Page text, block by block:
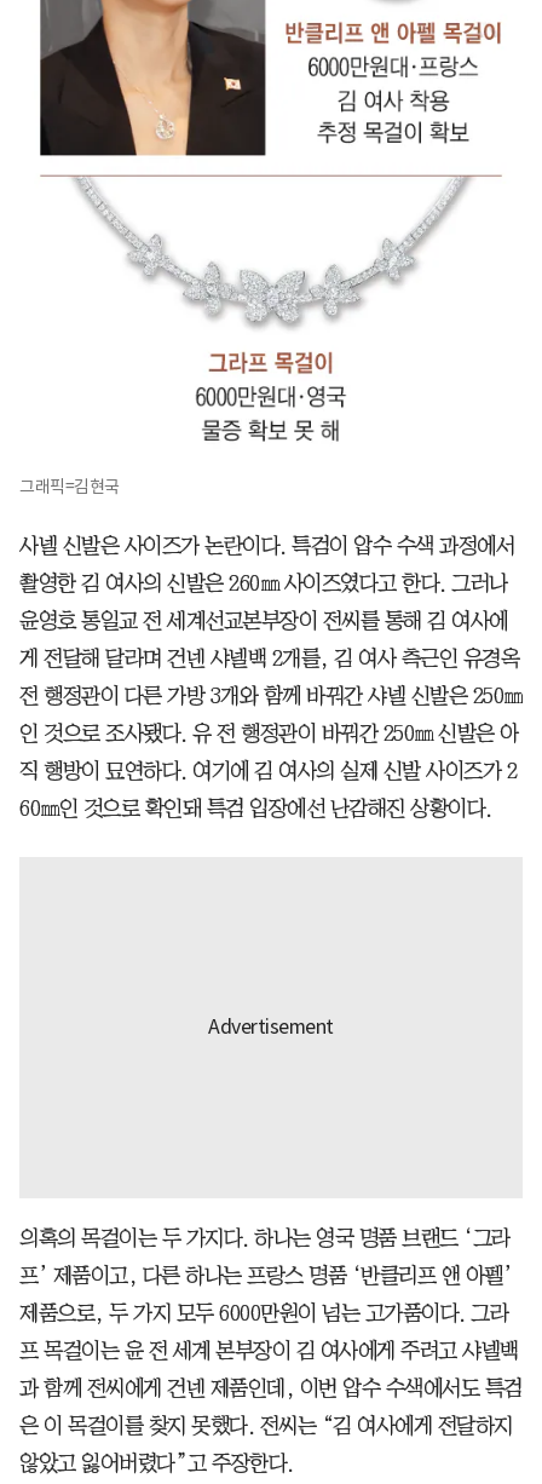
그래픽=김현국
사넬 신발은 사이즈가 논란이다. 특검이 압수 수색 과정에서
촬영한 김 여사의 신발은 260㎜ 사이즈였다고 한다. 그러나
윤영호 통일교 전 세계선교본부장이 전씨를 통해 김 여사에
게 전달해 달라며 건넨 샤넬백 2개를, 김 여사 측근인 유경옥
전 행정관이 다른 가방 3개와 함께 바꿔간 샤넬 신발은 250㎜
인 것으로 조사됐다. 유 전 행정관이 바꿔간 250㎜ 신발은 아
직 행방이 묘연하다. 여기에 김 여사의 실제 신발 사이즈가 2
60㎜인 것으로 확인돼 특검 입장에선 난감해진 상황이다.
의혹의 목걸이는 두 가지다. 하나는 영국 명품 브랜드 ‘그라
프’ 제품이고, 다른 하나는 프랑스 명품 ‘반클리프 앤 아펠’
제품으로, 두 가지 모두 6000만원이 넘는 고가품이다. 그라
프 목걸이는 윤 전 세계 본부장이 김 여사에게 주려고 샤넬백
과 함께 전씨에게 건넨 제품인데, 이번 압수 수색에서도 특검
은 이 목걸이를 찾지 못했다. 전씨는 “김 여사에게 전달하지
않았고 잃어버렸다”고 주장한다.